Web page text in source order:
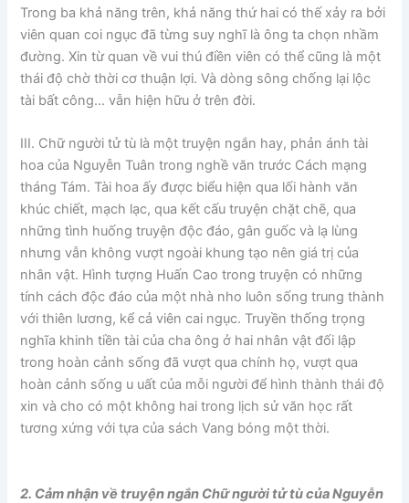
Trong ba khả năng trên, khả năng thứ hai có thế xảy ra bởi
viên quan coi ngục đã từng suy nghĩ là ông ta chọn nhầm
đường. Xin từ quan về vui thú điền viên có thể cũng là một
thái độ chờ thời cơ thuận lợi. Và dòng sông chống lại lộc
tài bất công… vẫn hiện hữu ở trên đời.
III. Chữ người tử tù là một truyện ngắn hay, phản ánh tài
hoa của Nguyễn Tuân trong nghề văn trước Cách mạng
tháng Tám. Tài hoa ấy được biểu hiện qua lối hành văn
khúc chiết, mạch lạc, qua kết cấu truyện chặt chẽ, qua
những tình huống truyện độc đáo, gân guốc và lạ lùng
nhưng vẫn không vượt ngoài khung tạo nên giá trị của
nhân vật. Hình tượng Huấn Cao trong truyện có những
tính cách độc đáo của một nhà nho luôn sống trung thành
với thiên lương, kể cả viên cai ngục. Truyền thống trọng
nghĩa khinh tiền tài của cha ông ở hai nhân vật đối lập
trong hoàn cảnh sống đã vượt qua chính họ, vượt qua
hoàn cảnh sống u uất của mỗi người để hình thành thái độ
xin và cho có một không hai trong lịch sử văn học rất
tương xứng với tựa của sách Vang bóng một thời.
2. Cảm nhận về truyện ngắn Chữ người tử tù của Nguyễn